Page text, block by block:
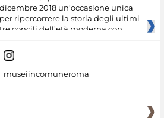
dicembre 2018 un’occasione unica
per ripercorrere la storia degli ultimi
tre concili dell’età moderna con
museiincomuneroma